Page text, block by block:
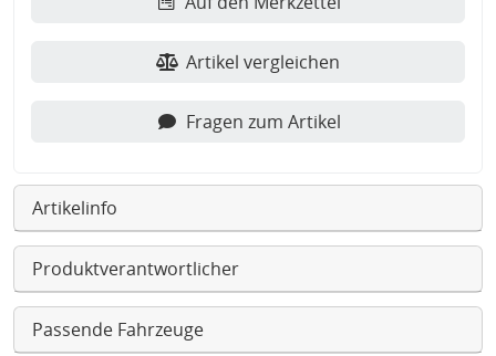
Artikel vergleichen
Fragen zum Artikel
Artikelinfo
Produktverantwortlicher
Passende Fahrzeuge